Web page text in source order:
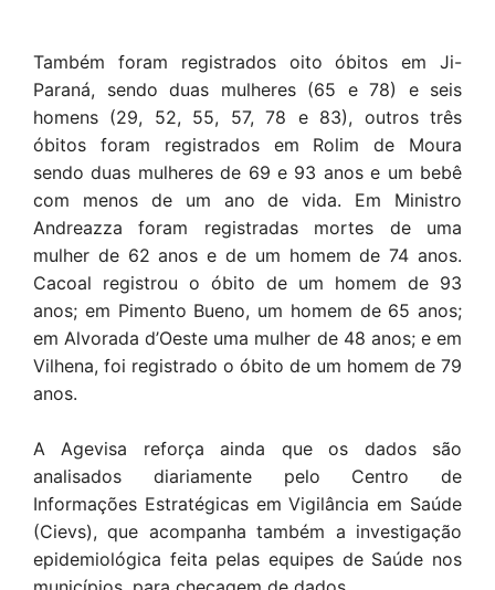
Também foram registrados oito óbitos em Ji-
Paraná, sendo duas mulheres (65 e 78) e seis
homens (29, 52, 55, 57, 78 e 83), outros três
óbitos foram registrados em Rolim de Moura
sendo duas mulheres de 69 e 93 anos e um bebê
com menos de um ano de vida. Em Ministro
Andreazza foram registradas mortes de uma
mulher de 62 anos e de um homem de 74 anos.
Cacoal registrou o óbito de um homem de 93
anos; em Pimento Bueno, um homem de 65 anos;
em Alvorada d’Oeste uma mulher de 48 anos; e em
Vilhena, foi registrado o óbito de um homem de 79
anos.
A Agevisa reforça ainda que os dados são
analisados diariamente pelo Centro de
Informações Estratégicas em Vigilância em Saúde
(Cievs), que acompanha também a investigação
epidemiológica feita pelas equipes de Saúde nos